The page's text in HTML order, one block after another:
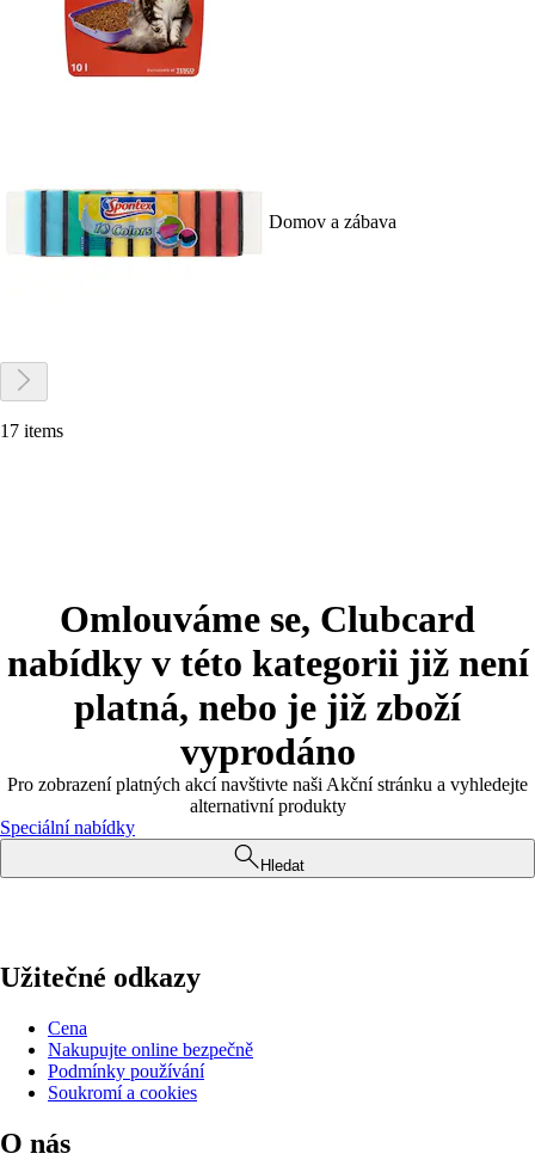
Domov a zábava
17 items
Omlouváme se, Clubcard
nabídky v této kategorii již není
platná, nebo je již zboží
vyprodáno
Pro zobrazení platných akcí navštivte naši Akční stránku a vyhledejte
alternativní produkty
Speciální nabídky
Hledat
Užitečné odkazy
Cena
Nakupujte online bezpečně
Podmínky používání
Soukromí a cookies
O nás